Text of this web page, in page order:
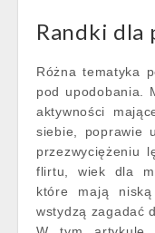
Randki dla
Różna tematyka
pod upodobania.
aktywności
siebie, poprawie
przezwyciężeniu
flirtu, wiek dla
które mają
wstydzą zagadać